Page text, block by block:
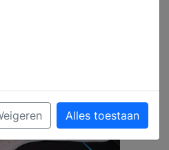
Alles toestaan